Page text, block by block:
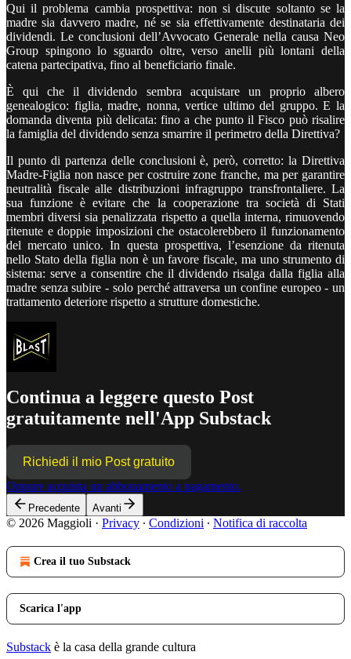
Qui il problema cambia prospettiva: non si discute soltanto se la
madre sia davvero madre, né se sia effettivamente destinataria dei
dividendi. Le conclusioni dell’Avvocato Generale nella causa Neo
Group spingono lo sguardo oltre, verso anelli più lontani della
catena partecipativa, fino al beneficiario finale.
È qui che il dividendo sembra acquistare un proprio albero
genealogico: figlia, madre, nonna, vertice ultimo del gruppo. E la
domanda diventa più delicata: fino a che punto il Fisco può risalire
la famiglia del dividendo senza smarrire il perimetro della Direttiva?
Il punto di partenza delle conclusioni è, però, corretto: la Direttiva
Madre-Figlia non nasce per costruire zone franche, ma per garantire
neutralità fiscale alle distribuzioni infragruppo transfrontaliere. La
sua funzione è evitare che la cooperazione tra società di Stati
membri diversi sia penalizzata rispetto a quella interna, rimuovendo
ritenute e doppie imposizioni che ostacolerebbero il funzionamento
del mercato unico. In questa prospettiva, l’esenzione da ritenuta
nello Stato della figlia non è un favore fiscale, ma uno strumento di
sistema: serve a consentire che il dividendo risalga dalla figlia alla
madre senza subire - solo perché attraversa un confine europeo - un
trattamento deteriore rispetto a strutture domestiche.
Continua a leggere questo Post
gratuitamente nell'App Substack
Richiedi il mio Post gratuito
Oppure acquista un abbonamento a pagamento.
Precedente Avanti
© 2026 Maggioli · Privacy ∙ Condizioni ∙ Notifica di raccolta
Crea il tuo Substack
Scarica l'app
Substack è la casa della grande cultura